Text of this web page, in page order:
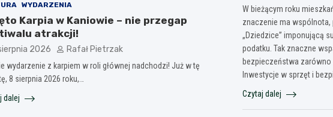
WYDARZENIA
Karpia w Kaniowie – nie przegap
atrakcji!
2026 Rafał Pietrzak
wydarzenie z karpiem w roli głównej nadchodzi! Już w tę
8 sierpnia 2026 roku,…
dalej
W bieżącym roku
znaczenie ma wspólnota,
„Dziedzice” imponującą
podatku. Tak znaczne
bezpieczeństwa zarówno
Inwestycje w sprzęt i
Czytaj dalej